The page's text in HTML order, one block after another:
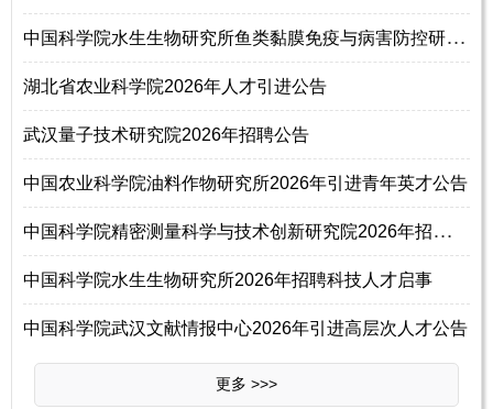
中
国科学院水生生物研究所鱼类黏膜免疫与病害防控研究组2026年招聘研究助理
湖北省农业科学院2026年人才引进公告
武汉量子技术研究院2026年招聘公告
中国农业科学院油料作物研究所2026年引进青年英才公告
中
国科学院精密测量科学与技术创新研究院2026年招聘研究组组长46名启事
中国科学院水生生物研究所2026年招聘科技人才启事
中国科学院武汉文献情报中心2026年引进高层次人才公告
更多 >>>